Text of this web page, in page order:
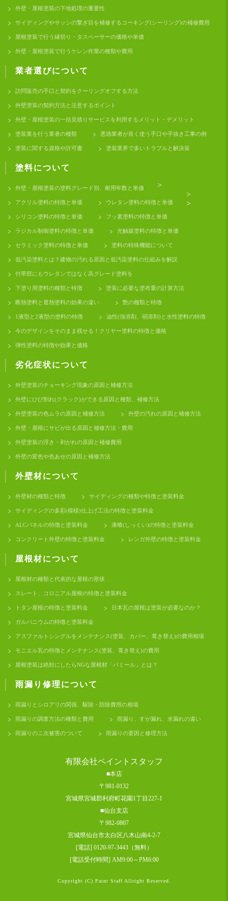
外壁・屋根塗装の下地処理の重要性
サイディングやサッシの繋ぎ目を補修するコーキング(シーリング)の補修費用
屋根塗装で行う縁切り・タスペーサーの価格や単価
外壁・屋根塗装で行うケレン作業の種類や費用
業者選びについて
訪問販売の手口と契約をクーリングオフする方法
外壁塗装の契約方法と注意するポイント
外壁・屋根塗装の一括見積りサービスを利用するメリット・デメリット
塗装業を行う業者の種類 悪徳業者が良く使う手口や手抜き工事の例
塗装に関する資格や許可書 塗装業界で多いトラブルと解決策
塗料について
外壁・屋根塗装の塗料グレード別、耐用年数と単価
アクリル塗料の特徴と単価 ウレタン塗料の特徴と単価
シリコン塗料の特徴と単価 フッ素塗料の特徴と単価
ラジカル制御塗料の特徴と単価 光触媒塗料の特徴と単価
セラミック塗料の特徴と単価 塗料の特殊機能について
低汚染塗料とは？建物の汚れる原因と低汚染塗料の仕組みを解説
付帯部にもウレタンではなく高グレード塗料を
下塗り用塗料の種類と特徴 塗装に必要な塗布量の計算方法
断熱塗料と遮熱塗料の効果の違い 艶の種類と特徴
1液型と2液型の塗料の特徴
>
油性(強溶剤、弱溶剤)と水性塗料の特徴
>
今のデザインをそのまま残せる！クリヤー塗料の特徴と価格
>
弾性塗料の特徴や効果と価格
劣化症状について
外壁塗装のチョーキング現象の原因と補修方法
外壁にひび割れ(クラック)ができる原因と種類、補修方法
外壁塗装の色ムラの原因と補修方法 外壁の汚れの原因と補修方法
外壁・屋根にサビが出る原因と補修方法・費用
外壁塗装の浮き・剥がれの原因と補修費用
外壁の変色や色あせの原因と補修方法
外壁材について
外壁材の種類と特徴 サイディングの種類や特徴と塗装料金
サイディングの多彩(模様)仕上げ工法の特徴と塗装料金
ALCパネルの特徴と塗装料金 漆喰(しっくい)の特徴と塗装料金
コンクリート外壁の特徴と塗装料金 レンガ外壁の特徴と塗装料金
屋根材について
屋根材の種類と代表的な屋根の形状
スレート、コロニアル屋根の特徴と塗装料金
トタン屋根の特徴と塗装料金 日本瓦の屋根は塗装が必要なのか？
ガルバニウムの特徴と塗装料金
アスファルトシングルをメンテナンス(塗装、カバー、葺き替え)の費用相場
モニエル瓦の特徴とメンテナンス(塗装、葺き替え)の費用
屋根塗装は絶対にしたらNGな屋根材「パミール」とは？
雨漏り修理について
雨漏りとシロアリの関係、駆除・防除費用の相場
雨漏りの調査方法の種類と費用 雨漏り、すが漏れ、水漏れの違い
雨漏りのニ次被害のついて 雨漏りの要因と修理方法
有限会社ペイントスタッフ
■本店
〒981-0132
宮城県宮城郡利府町花園1丁目227-1
■仙台支店
〒982-0807
宮城県仙台市太白区八木山南4-2-7
[電話] 0120-97-3443（無料）
[電話受付時間] AM9:00～PM6:00
Copyright (C) Paint Staff Allright Reserved.